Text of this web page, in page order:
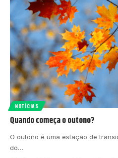
NOTÍCIAS
Quando começa o outono?
O outono é uma estação de
do…